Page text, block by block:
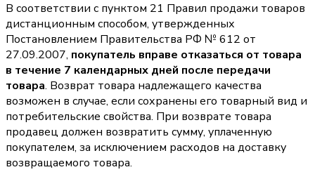
В соответствии с пунктом 21 Правил продажи товаров
дистанционным способом, утвержденных
Постановлением Правительства РФ № 612 от
27.09.2007, покупатель вправе отказаться от товара
в течение 7 календарных дней после передачи
товара. Возврат товара надлежащего качества
возможен в случае, если сохранены его товарный вид и
потребительские свойства. При возврате товара
продавец должен возвратить сумму, уплаченную
покупателем, за исключением расходов на доставку
возвращаемого товара.